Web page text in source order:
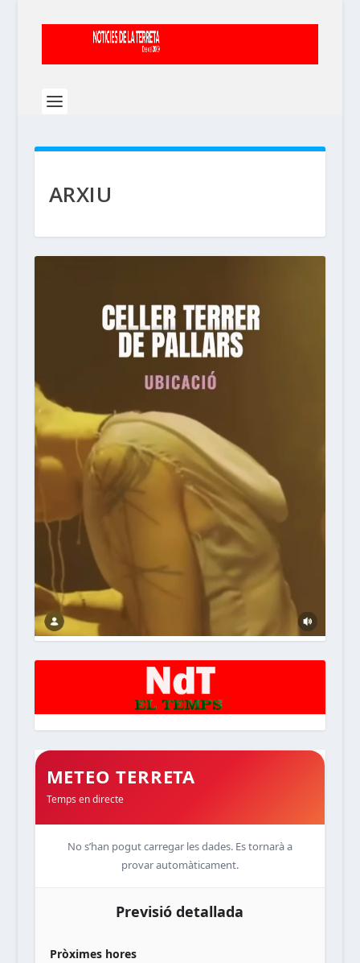
ARXIU
METEO TERRETA
Temps en directe
No s’han pogut carregar les dades. Es tornarà a
provar automàticament.
Previsió detallada
Pròximes hores